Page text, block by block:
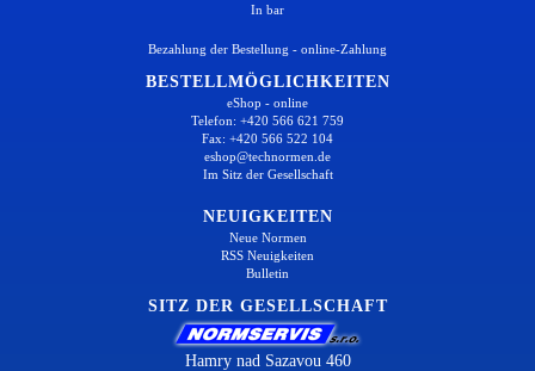
In bar
Bezahlung der Bestellung - online-Zahlung
BESTELLMÖGLICHKEITEN
eShop - online
Telefon: +420 566 621 759
Fax: +420 566 522 104
eshop@technormen.de
Im Sitz der Gesellschaft
NEUIGKEITEN
Neue Normen
RSS Neuigkeiten
Bulletin
SITZ DER GESELLSCHAFT
Hamry nad Sazavou 460